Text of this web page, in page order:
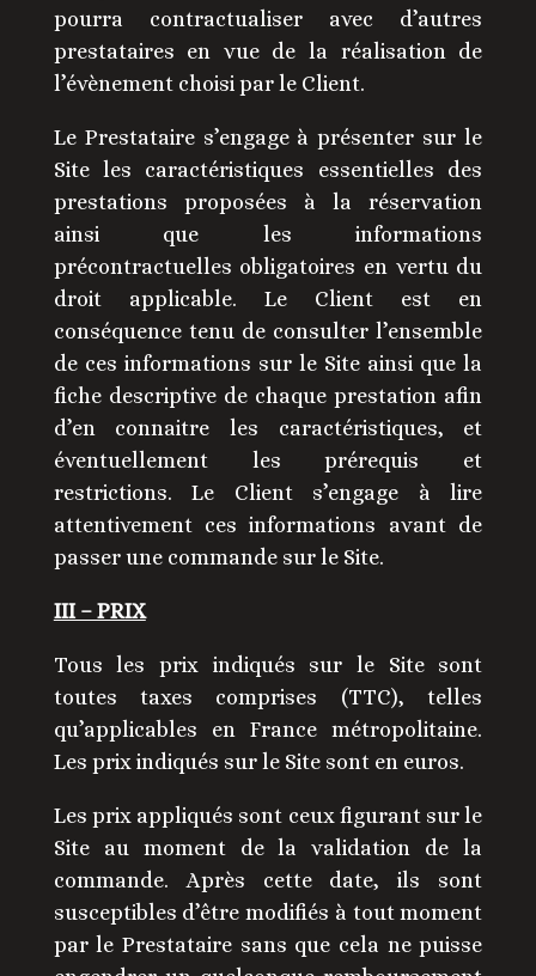
pourra contractualiser avec d’autres
prestataires en vue de la réalisation de
l’évènement choisi par le Client.
Le Prestataire s’engage à présenter sur le
Site les caractéristiques essentielles des
prestations proposées à la réservation
ainsi que les informations
précontractuelles obligatoires en vertu du
droit applicable. Le Client est en
conséquence tenu de consulter l’ensemble
de ces informations sur le Site ainsi que la
fiche descriptive de chaque prestation afin
d’en connaitre les caractéristiques, et
éventuellement les prérequis et
restrictions. Le Client s’engage à lire
attentivement ces informations avant de
passer une commande sur le Site.
III – PRIX
Tous les prix indiqués sur le Site sont
toutes taxes comprises (TTC), telles
qu’applicables en France métropolitaine.
Les prix indiqués sur le Site sont en euros.
Les prix appliqués sont ceux figurant sur le
Site au moment de la validation de la
commande. Après cette date, ils sont
susceptibles d’être modifiés à tout moment
par le Prestataire sans que cela ne puisse